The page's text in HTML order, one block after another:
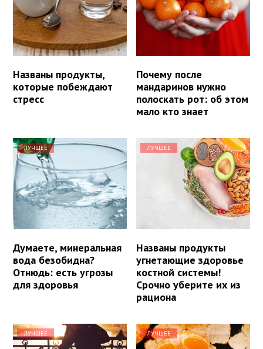
Названы продукты,
которые побеждают
стресс
Почему после
мандаринов нужно
полоскать рот: об этом
мало кто знает
ЛУЧШЕЕ
Думаете, минеральная
вода безобидна?
Отнюдь: есть угрозы
для здоровья
ЛУЧШЕЕ
Названы продукты
угнетающие здоровье
костной системы!
Срочно уберите их из
рациона
ЛУЧШЕЕ ЛУЧШЕЕ